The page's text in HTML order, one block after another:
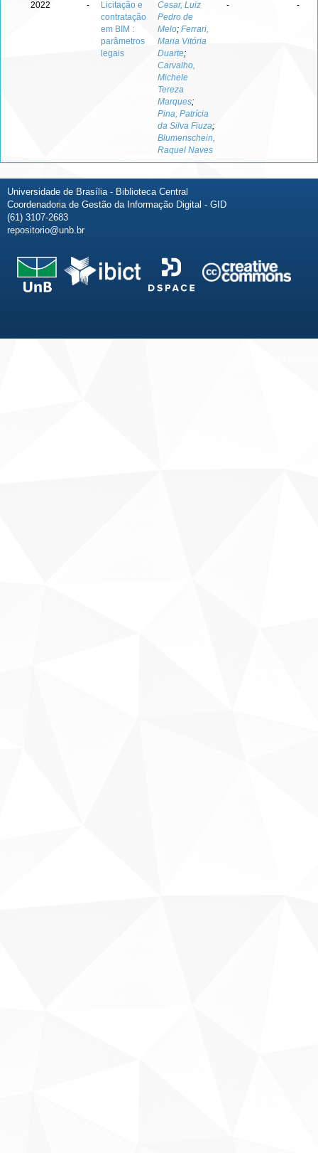
2022 -
Licitação e
contratação
em BIM :
parâmetros
legais
Cesar, Luiz
Pedro de
Melo; Ferrari,
Maria Vitória
Duarte;
Carvalho,
Michele
Tereza
Marques;
Pina, Patrícia
da Silva Fiuza;
Blumenschein,
Raquel Naves
- -
Universidade de Brasília - Biblioteca Central
Coordenadoria de Gestão da Informação Digital - GID
(61) 3107-2683
repositorio@unb.br